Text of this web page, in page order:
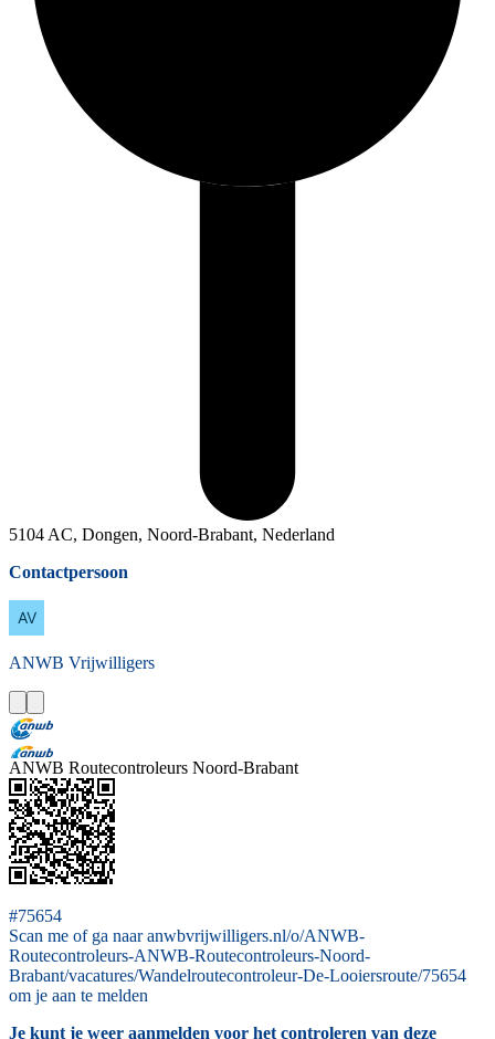
5104 AC, Dongen, Noord-Brabant, Nederland
Contactpersoon
ANWB Vrijwilligers
ANWB Routecontroleurs Noord-Brabant
#75654
Scan me of ga naar anwbvrijwilligers.nl/o/ANWB-
Routecontroleurs-ANWB-Routecontroleurs-Noord-
Brabant/vacatures/Wandelroutecontroleur-De-Looiersroute/75654
om je aan te melden
Je kunt je weer aanmelden voor het controleren van deze